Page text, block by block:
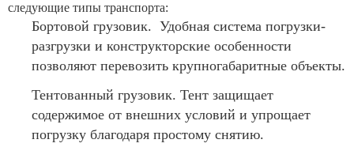
следующие типы транспорта:
Бортовой грузовик. Удобная система погрузки-
разгрузки и конструкторские особенности
позволяют перевозить крупногабаритные объекты.
Тентованный грузовик. Тент защищает
содержимое от внешних условий и упрощает
погрузку благодаря простому снятию.